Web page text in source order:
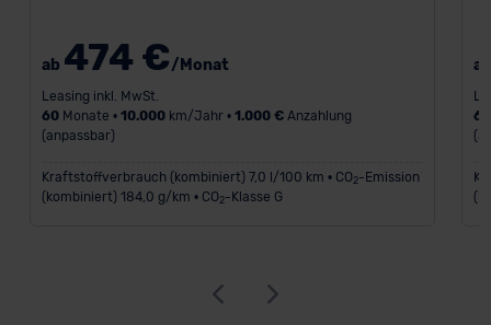
ab 474 €/Monat
Leasing inkl. MwSt.
60Monate • 10.000km/Jahr • 1.000 €Anzahlung
(anpassbar)
Kraftstoffverbrauch (kombiniert) 7,0 l/100 km • CO2-Emission
(kombiniert) 184,0 g/km • CO2-Klasse G
60